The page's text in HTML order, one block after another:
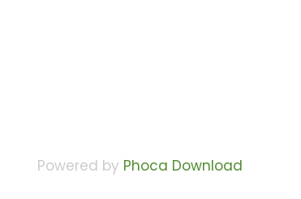
Powered by Phoca Download